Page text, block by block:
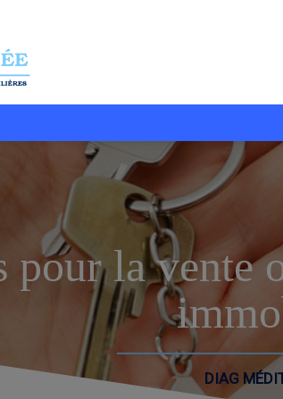
pour la vente
DIAG